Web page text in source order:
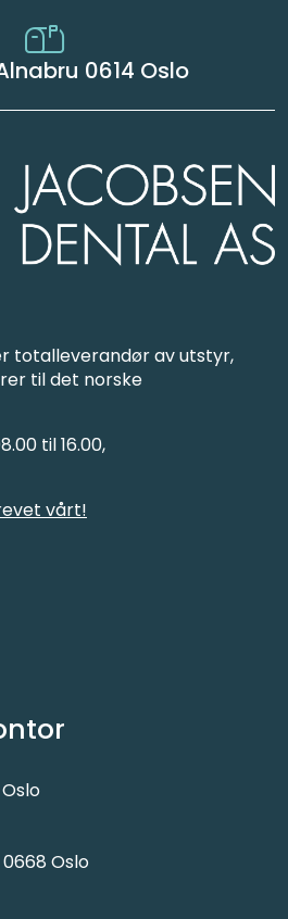
0614 Oslo
totalleverandør av utstyr,
til det norske
til 16.00,
vårt!
Oslo